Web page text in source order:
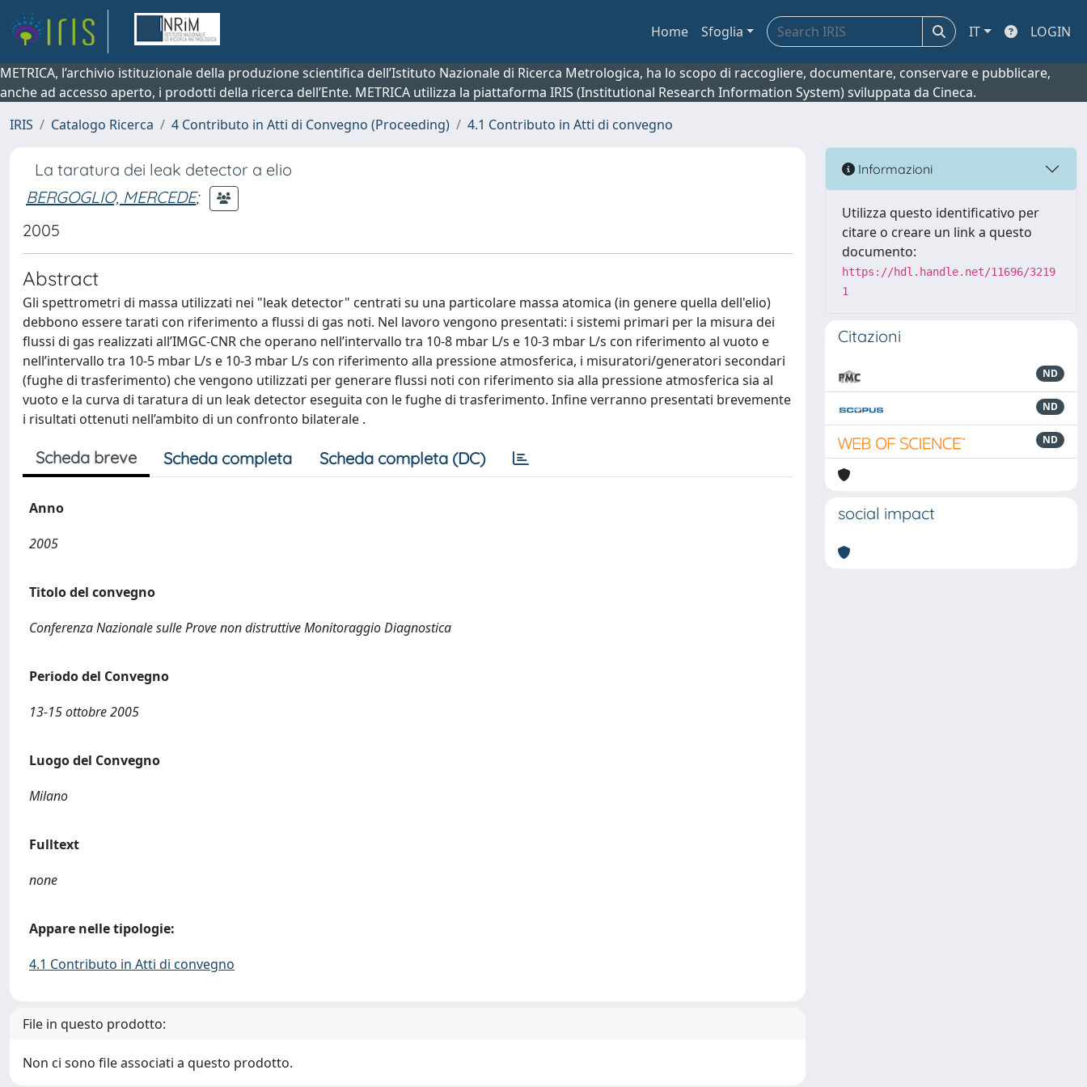
Home Sfoglia IT LOGIN
METRICA, l’archivio istituzionale della produzione scientifica dell’Istituto Nazionale di Ricerca Metrologica, ha lo scopo di raccogliere, documentare, conservare e pubblicare,
anche ad accesso aperto, i prodotti della ricerca dell’Ente. METRICA utilizza la piattaforma IRIS (Institutional Research Information System) sviluppata da Cineca.
IRIS
Catalogo Ricerca 4 Contributo in Atti di Convegno (Proceeding) 4.1 Contributo in Atti di convegno
La taratura dei leak detector a elio
BERGOGLIO, MERCEDE;
2005
Abstract
Gli spettrometri di massa utilizzati nei "leak detector" centrati su una particolare massa atomica (in genere quella dell'elio)
debbono essere tarati con riferimento a flussi di gas noti. Nel lavoro vengono presentati: i sistemi primari per la misura dei
flussi di gas realizzati all’IMGC-CNR che operano nell’intervallo tra 10-8 mbar L/s e 10-3 mbar L/s con riferimento al vuoto e
nell’intervallo tra 10-5 mbar L/s e 10-3 mbar L/s con riferimento alla pressione atmosferica, i misuratori/generatori secondari
(fughe di trasferimento) che vengono utilizzati per generare flussi noti con riferimento sia alla pressione atmosferica sia al
vuoto e la curva di taratura di un leak detector eseguita con le fughe di trasferimento. Infine verranno presentati brevemente
i risultati ottenuti nell’ambito di un confronto bilaterale .
Scheda breve Scheda completa Scheda completa (DC)
Anno
2005
Titolo del convegno
Conferenza Nazionale sulle Prove non distruttive Monitoraggio Diagnostica
Periodo del Convegno
13-15 ottobre 2005
Luogo del Convegno
Milano
Fulltext
none
Appare nelle tipologie:
4.1 Contributo in Atti di convegno
File in questo prodotto:
Non ci sono file associati a questo prodotto.
Informazioni
Utilizza questo identificativo per
citare o creare un link a questo
documento:
https://hdl.handle.net/11696/3219
1
Citazioni
ND
ND
ND
social impact